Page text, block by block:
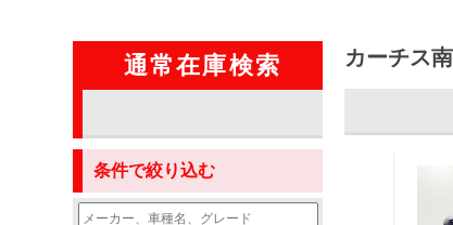
通常在庫検索
条件で絞り込む
カーチス